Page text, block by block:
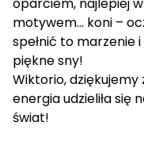
oparciem, najlepiej
motywem… koni –
spełnić to marzenie
piękne sny!
Wiktorio,
energia udzieliła się
świat!